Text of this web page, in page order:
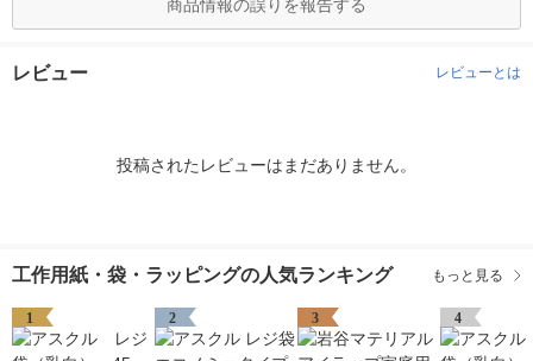
商品情報の誤りを報告する
レビュー レビューとは
投稿されたレビューはまだありません。
工作用紙・袋・ラッピングの人気ランキング もっと見る
1 2 3 4